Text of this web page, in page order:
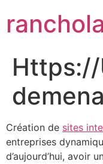
Création de sites
entreprises
d’aujourd’hui, avoir